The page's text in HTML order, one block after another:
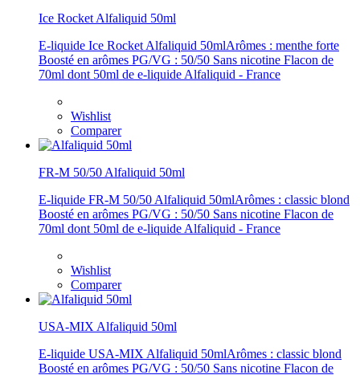
Ice Rocket Alfaliquid 50ml
E-liquide Ice Rocket Alfaliquid 50mlArômes : menthe forte
Boosté en arômes PG/VG : 50/50 Sans nicotine Flacon de
70ml dont 50ml de e-liquide Alfaliquid - France
Wishlist
Comparer
FR-M 50/50 Alfaliquid 50ml
E-liquide FR-M 50/50 Alfaliquid 50mlArômes : classic blond
Boosté en arômes PG/VG : 50/50 Sans nicotine Flacon de
70ml dont 50ml de e-liquide Alfaliquid - France
Wishlist
Comparer
USA-MIX Alfaliquid 50ml
E-liquide USA-MIX Alfaliquid 50mlArômes : classic blond
Boosté en arômes PG/VG : 50/50 Sans nicotine Flacon de